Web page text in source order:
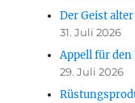
Der Geist alter
31. Juli 2026
Appell für
29. Juli 2026